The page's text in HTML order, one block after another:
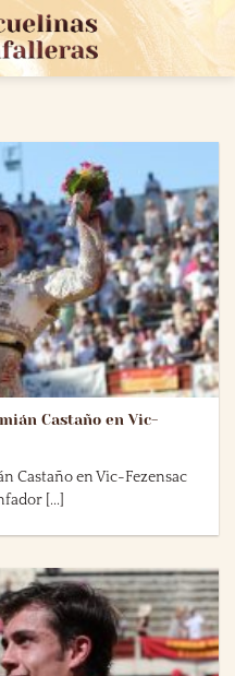
Castaño en Vic-
Castaño en Vic-Fezensac
[...]